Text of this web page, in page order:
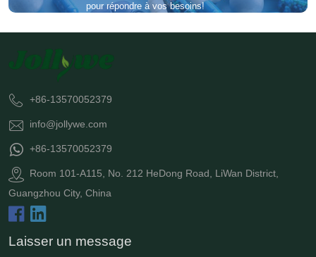
pour répondre à vos besoins!
+86-13570052379
info@jollywe.com
+86-13570052379
Room 101-A115, No. 212 HeDong Road, LiWan District,
Guangzhou City, China
Laisser un message